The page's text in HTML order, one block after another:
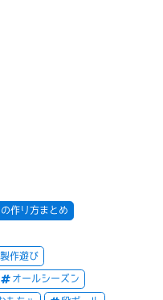
作り方まとめ
作遊び
オールシーズン